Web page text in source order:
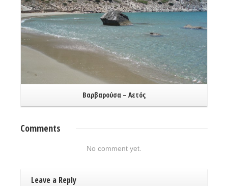
Βαρβαρούσα – Αετός
Comments
No comment yet.
Leave a Reply